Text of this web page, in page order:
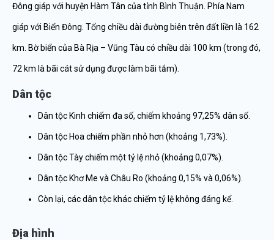
Đông giáp với huyện Hàm Tân của tỉnh Bình Thuận. Phía Nam
giáp với Biển Đông. Tổng chiều dài đường biên trên đất liền là 162
km. Bờ biển của Bà Rịa – Vũng Tàu có chiều dài 100 km (trong đó,
72 km là bãi cát sử dụng được làm bãi tắm).
Dân tộc
Dân tộc Kinh chiếm đa số, chiếm khoảng 97,25% dân số.
Dân tộc Hoa chiếm phần nhỏ hơn (khoảng 1,73%).
Dân tộc Tày chiếm một tỷ lệ nhỏ (khoảng 0,07%).
Dân tộc Khơ Me và Châu Ro (khoảng 0,15% và 0,06%).
Còn lại, các dân tộc khác chiếm tỷ lệ không đáng kể.
Địa hình